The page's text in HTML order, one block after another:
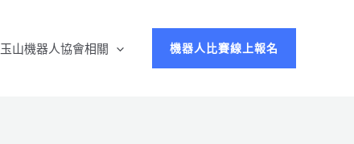
玉山機器人協會相關 機器人比賽線上報名